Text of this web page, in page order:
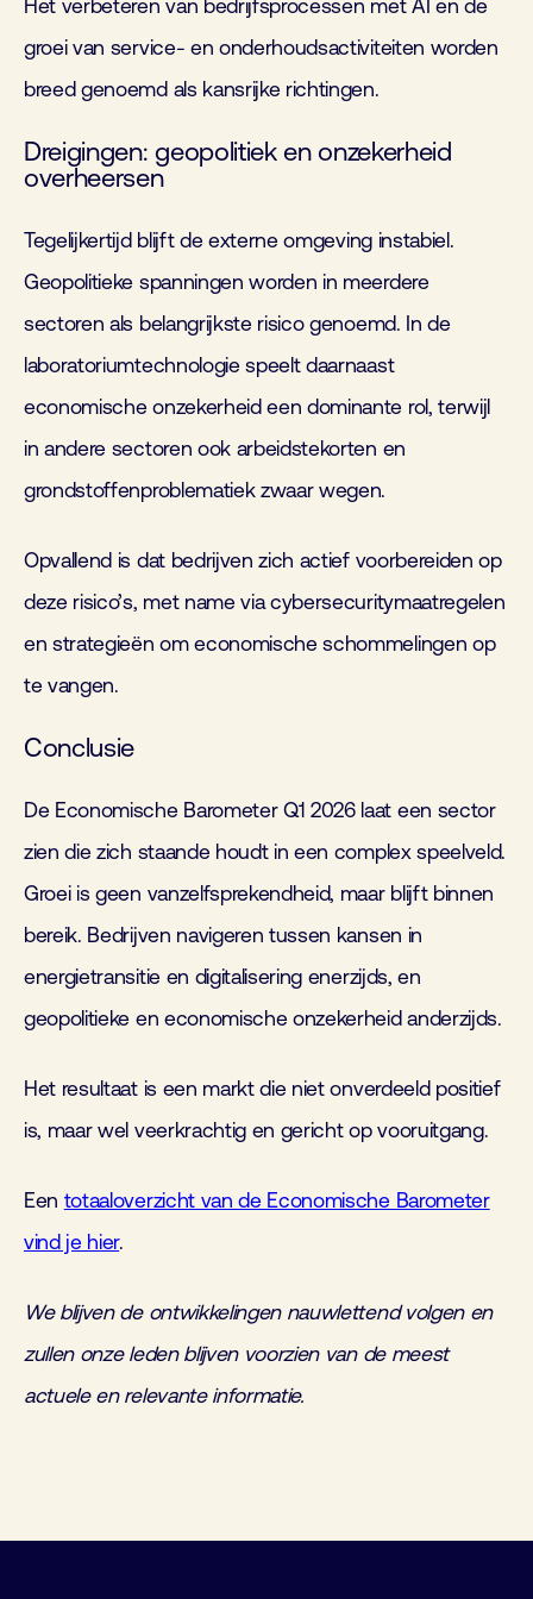
Het verbeteren van bedrijfsprocessen met AI en de
groei van service- en onderhoudsactiviteiten worden
breed genoemd als kansrijke richtingen.
Dreigingen: geopolitiek en onzekerheid
overheersen
Tegelijkertijd blijft de externe omgeving instabiel.
Geopolitieke spanningen worden in meerdere
sectoren als belangrijkste risico genoemd. In de
laboratoriumtechnologie speelt daarnaast
economische onzekerheid een dominante rol, terwijl
in andere sectoren ook arbeidstekorten en
grondstoffenproblematiek zwaar wegen.
Opvallend is dat bedrijven zich actief voorbereiden op
deze risico’s, met name via cybersecuritymaatregelen
en strategieën om economische schommelingen op
te vangen.
Conclusie
De Economische Barometer Q1 2026 laat een sector
zien die zich staande houdt in een complex speelveld.
Groei is geen vanzelfsprekendheid, maar blijft binnen
bereik. Bedrijven navigeren tussen kansen in
energietransitie en digitalisering enerzijds, en
geopolitieke en economische onzekerheid anderzijds.
Het resultaat is een markt die niet onverdeeld positief
is, maar wel veerkrachtig en gericht op vooruitgang.
Een totaaloverzicht van de Economische Barometer
vind je hier.
We blijven de ontwikkelingen nauwlettend volgen en
zullen onze leden blijven voorzien van de meest
actuele en relevante informatie.